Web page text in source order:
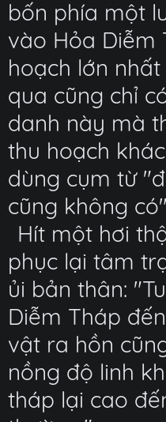
bốn phía một
vào Hỏa Diễm
hoạch lớn
qua cũng chỉ
danh này mà
thu hoạch
dùng cụm từ
cũng không
Hít một hơi
phục lại tâm
ủi bản thân:
Diễm Tháp
vật ra hồn
nồng độ linh
tháp lại cao